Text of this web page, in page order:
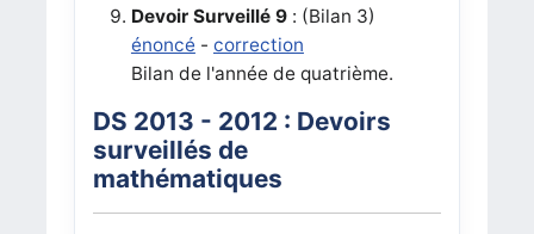
Devoir Surveillé 9: (Bilan 3)
énoncé - correction
Bilan de l'année de quatrième.
DS 2013 - 2012 : Devoirs
surveillés de
mathématiques